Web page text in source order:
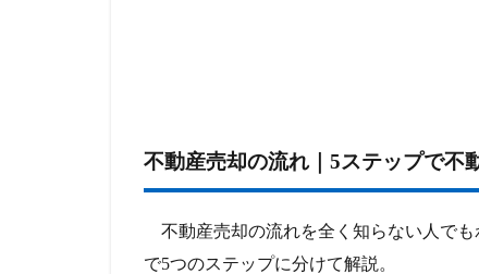
不動産売却の流れ｜5ステップで不
不動産売却の流れを全く知らない人で
で5つのステップに分けて解説。